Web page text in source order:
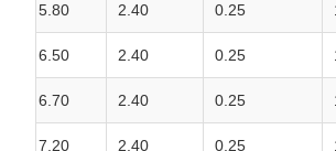
0.25
2.40
5.80
0.25
2.40
6.50
0.25
2.40
6.70
0.25
2.40
7.20